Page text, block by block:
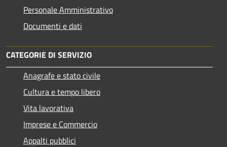
Personale Amministrativo
Documenti e dati
CATEGORIE DI SERVIZIO
Anagrafe e stato civile
Cultura e tempo libero
Vita lavorativa
Imprese e Commercio
Appalti pubblici